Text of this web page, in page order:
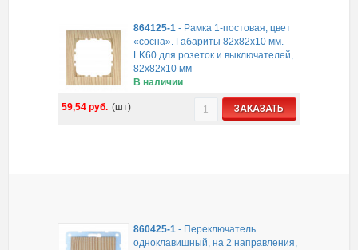
864125-1 - Рамка 1-постовая, цвет
«сосна». Габариты 82х82х10 мм.
LK60 для розеток и выключателей,
82х82х10 мм
В наличии
59,54руб. (шт) ЗАКАЗАТЬ
860425-1 - Переключатель
одноклавишный, на 2 направления,